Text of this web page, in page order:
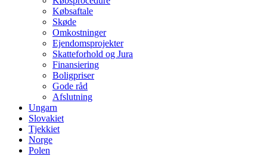
Købsaftale
Skøde
Omkostninger
Ejendomsprojekter
Skatteforhold og Jura
Finansiering
Boligpriser
Gode råd
Afslutning
Ungarn
Slovakiet
Tjekkiet
Norge
Polen